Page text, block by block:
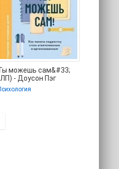
можешь сам&#33;
- Доусон Пэг
книги